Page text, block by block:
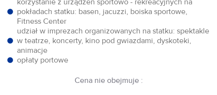
pokładach statku: basen, jacuzzi, boiska sportowe,
Fitness Center
udział w imprezach organizowanych na statku: spektakle
w teatrze, koncerty, kino pod gwiazdami, dyskoteki,
animacje
opłaty portowe
Cena nie obejmuje :